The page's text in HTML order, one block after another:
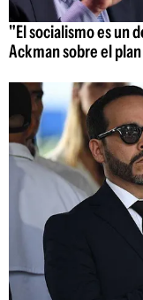
"El socialismo es un
Ackman sobre el